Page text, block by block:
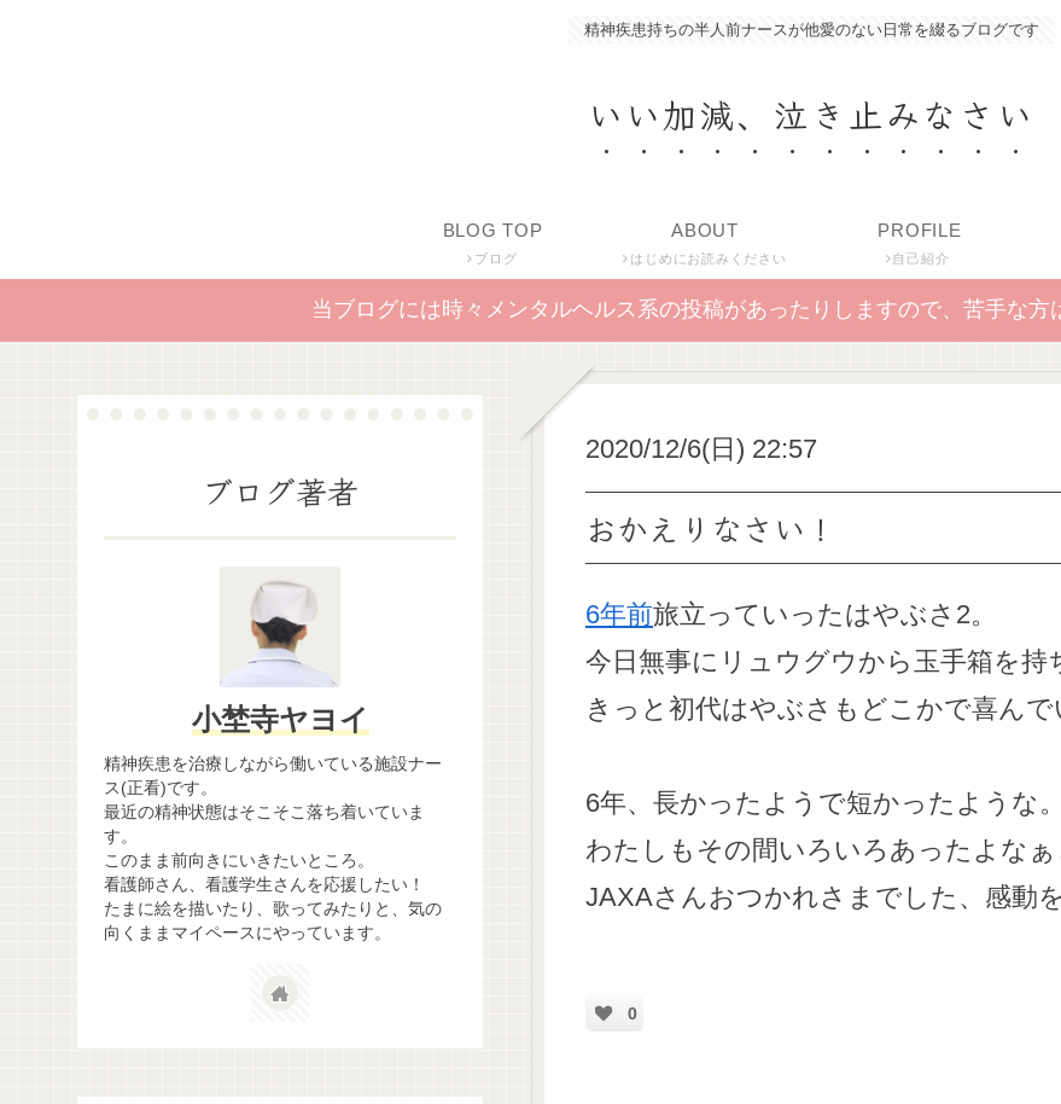
精神疾患持ちの半人前ナースが他愛のない日常を綴るブログです
いい加減、泣き止みなさい
BLOG TOP
ブログ
ABOUT
はじめにお読みください
PROFILE
自己紹介
当ブログには時々メンタルヘルス系の投稿があったりしますので、苦手な方
2020/12/6(日) 22:57
おかえりなさい！
6年前旅立っていったはやぶさ2。
今日無事にリュウグウから玉手箱を持
きっと初代はやぶさもどこかで喜んで
6年、長かったようで短かったような。
わたしもその間いろいろあったよなぁ
JAXAさんおつかれさまでした、感動
0
ブログ著者
小埜寺ヤヨイ
精神疾患を治療しながら働いている施設ナー
ス(正看)です。
最近の精神状態はそこそこ落ち着いていま
す。
このまま前向きにいきたいところ。
看護師さん、看護学生さんを応援したい！
たまに絵を描いたり、歌ってみたりと、気の
向くままマイペースにやっています。